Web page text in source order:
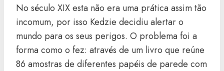
No século XIX esta não era uma prática assim tão
incomum, por isso Kedzie decidiu alertar o
mundo para os seus perigos. O problema foi a
forma como o fez: através de um livro que reúne
86 amostras de diferentes papéis de parede com